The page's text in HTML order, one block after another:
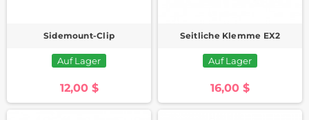
Sidemount-Clip
Auf Lager
12,00 $
Seitliche Klemme EX2
Auf Lager
16,00 $